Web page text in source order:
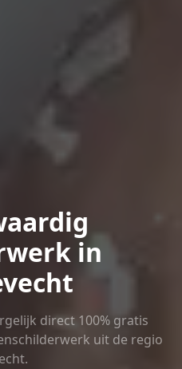
in
direct 100% gratis
uit de regio